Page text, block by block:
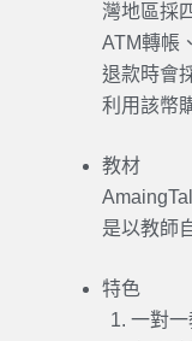
灣地區採
ATM轉帳
退款時會
利用該幣
教材
是以教師
特色
一對一